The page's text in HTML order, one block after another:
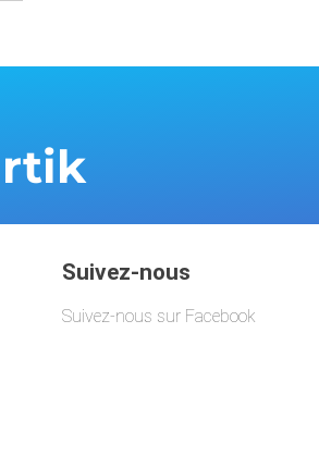
Suivez-nous
Suivez-nous sur Facebook